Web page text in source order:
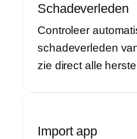
Schadeverleden
Controleer
schadeverleden
zie direct alle
Import app